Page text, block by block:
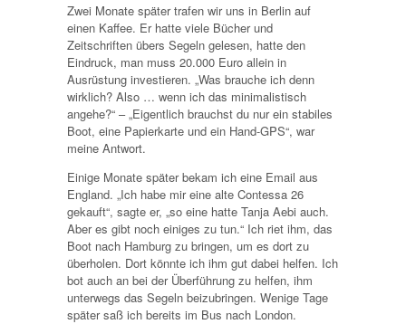
Zwei Monate später trafen wir uns in Berlin auf
einen Kaffee. Er hatte viele Bücher und
Zeitschriften übers Segeln gelesen, hatte den
Eindruck, man muss 20.000 Euro allein in
Ausrüstung investieren. „Was brauche ich denn
wirklich? Also … wenn ich das minimalistisch
angehe?“ – „Eigentlich brauchst du nur ein stabiles
Boot, eine Papierkarte und ein Hand-GPS“, war
meine Antwort.
Einige Monate später bekam ich eine Email aus
England. „Ich habe mir eine alte Contessa 26
gekauft“, sagte er, „so eine hatte Tanja Aebi auch.
Aber es gibt noch einiges zu tun.“ Ich riet ihm, das
Boot nach Hamburg zu bringen, um es dort zu
überholen. Dort könnte ich ihm gut dabei helfen. Ich
bot auch an bei der Überführung zu helfen, ihm
unterwegs das Segeln beizubringen. Wenige Tage
später saß ich bereits im Bus nach London.